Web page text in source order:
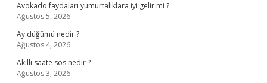
Avokado faydaları yumurtalıklara iyi gelir mi ?
Ağustos 5, 2026
Ay düğümü nedir ?
Ağustos 4, 2026
Akıllı saate sos nedir ?
Ağustos 3, 2026